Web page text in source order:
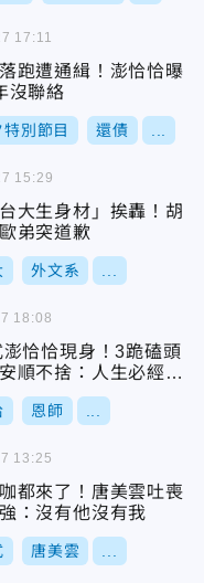
跑遭通緝！澎恰恰曝
沒聯絡
特別節目 還債
17:11
大生身材」挨轟！胡
弟突道歉
外文系
15:29
恰恰現身！3跪磕頭
順不捨：人生必經之
恩師
18:08
都來了！唐美雲吐喪
：沒有他沒有我
唐美雲
13:25